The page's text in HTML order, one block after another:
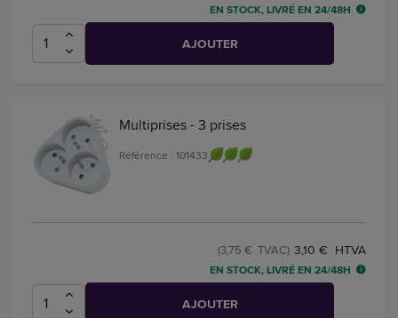
EN STOCK, LIVRÉ EN 24/48H
AJOUTER
Multiprises - 3 prises
Référence : 101433
3,10 € HTVA
(3,75 € TVAC)
EN STOCK, LIVRÉ EN 24/48H
AJOUTER